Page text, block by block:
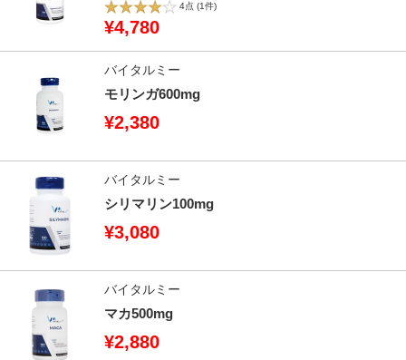
4点 (1件)
¥4,780
バイタルミー
モリンガ600mg
¥2,380
バイタルミー
シリマリン100mg
¥3,080
バイタルミー
マカ500mg
¥2,880